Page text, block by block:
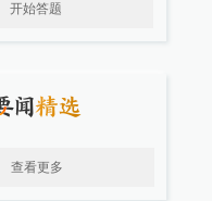
开始答题
查看更多